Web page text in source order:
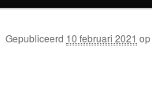
Gepubliceerd 10 februari 2021 op